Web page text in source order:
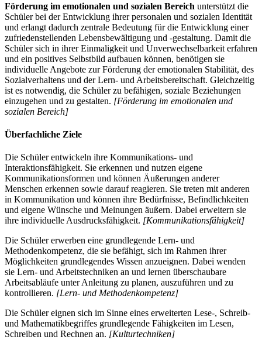
Förderung im emotionalen und sozialen Bereich unterstützt die
Schüler bei der Entwicklung ihrer personalen und sozialen Identität
und erlangt dadurch zentrale Bedeutung für die Entwicklung einer
zufriedenstellenden Lebensbewältigung und -gestaltung. Damit die
Schüler sich in ihrer Einmaligkeit und Unverwechselbarkeit erfahren
und ein positives Selbstbild aufbauen können, benötigen sie
individuelle Angebote zur Förderung der emotionalen Stabilität, des
Sozialverhaltens und der Lern- und Arbeitsbereitschaft. Gleichzeitig
ist es notwendig, die Schüler zu befähigen, soziale Beziehungen
einzugehen und zu gestalten. [Förderung im emotionalen und
sozialen Bereich]
Überfachliche Ziele
Die Schüler entwickeln ihre Kommunikations- und
Interaktionsfähigkeit. Sie erkennen und nutzen eigene
Kommunikationsformen und können Äußerungen anderer
Menschen erkennen sowie darauf reagieren. Sie treten mit anderen
in Kommunikation und können ihre Bedürfnisse, Befindlichkeiten
und eigene Wünsche und Meinungen äußern. Dabei erweitern sie
ihre individuelle Ausdrucksfähigkeit. [Kommunikationsfähigkeit]
Die Schüler erwerben eine grundlegende Lern- und
Methodenkompetenz, die sie befähigt, sich im Rahmen ihrer
Möglichkeiten grundlegendes Wissen anzueignen. Dabei wenden
sie Lern- und Arbeitstechniken an und lernen überschaubare
Arbeitsabläufe unter Anleitung zu planen, auszuführen und zu
kontrollieren. [Lern- und Methodenkompetenz]
Die Schüler eignen sich im Sinne eines erweiterten Lese-, Schreib-
und Mathematikbegriffes grundlegende Fähigkeiten im Lesen,
Schreiben und Rechnen an. [Kulturtechniken]